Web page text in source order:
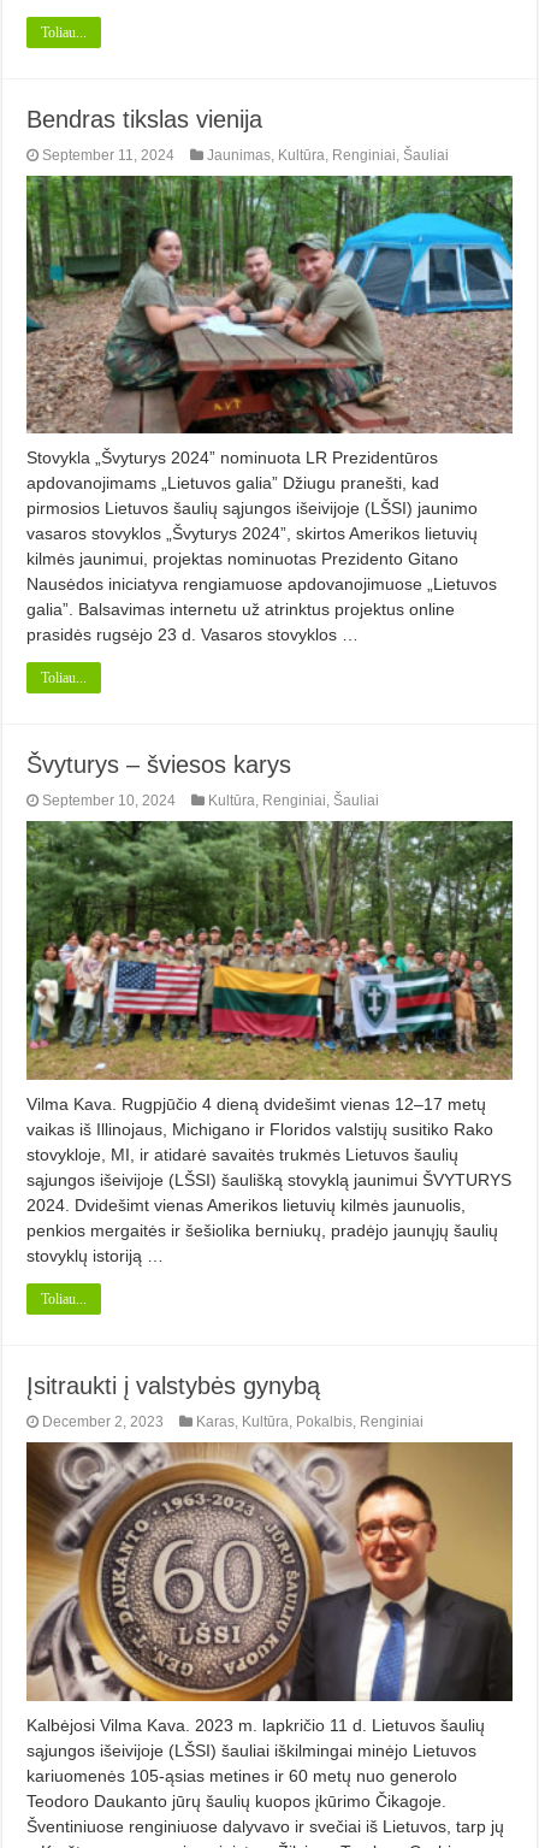
Toliau...
Bendras tikslas vienija
September 11, 2024 Jaunimas Kultūra Renginiai Šauliai
Stovykla „Švyturys 2024” nominuota LR Prezidentūros
apdovanojimams „Lietuvos galia” Džiugu pranešti, kad
pirmosios Lietuvos šaulių sąjungos išeivijoje (LŠSI) jaunimo
vasaros stovyklos „Švyturys 2024”, skirtos Amerikos lietuvių
kilmės jaunimui, projektas nominuotas Prezidento Gitano
Nausėdos iniciatyva rengiamuose apdovanojimuose „Lietuvos
galia”. Balsavimas internetu už atrinktus projektus online
prasidės rugsėjo 23 d. Vasaros stovyklos …
Toliau...
Švyturys – šviesos karys
September 10, 2024 Kultūra, Renginiai, Šauliai
Vilma Kava. Rugpjūčio 4 dieną dvidešimt vie­nas 12–17 metų
vaikas iš Illino­jaus, Michigano ir Floridos valstijų susitiko Rako
stovykloje, MI, ir atidarė savaitės trukmės Lietuvos šaulių
sąjungos išeivijoje (LŠSI) šaulišką stovyklą jaunimui ŠVYTURYS
2024. Dvidešimt vienas Amerikos lietuvių kilmės jaunuolis,
penkios mergaitės ir šešiolika berniukų, pradėjo jaunųjų šaulių
stovyklų istoriją …
Toliau...
Įsitraukti į valstybės gynybą
December 2, 2023 Karas, Kultūra, Pokalbis, Renginiai
Kalbėjosi Vilma Kava. 2023 m. lapkričio 11 d. Lietuvos šaulių
sąjungos išeivijoje (LŠSI) šauliai iškilmingai minėjo Lietuvos
kariuomenės 105-ąsias metines ir 60 me­tų nuo generolo
Teodoro Daukan­to jūrų šaulių kuopos įkūrimo Čika­goje.
Šventiniuose renginiuose dalyvavo ir svečiai iš Lietuvos, tarp jų